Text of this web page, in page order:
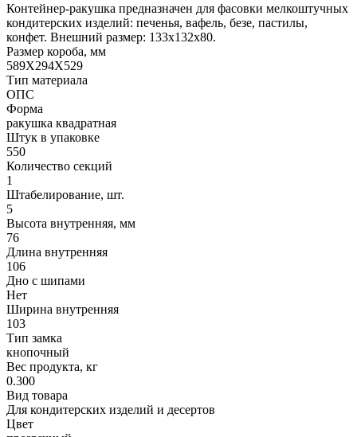
Контейнер-ракушка предназначен для фасовки мелкоштучных
кондитерских изделий: печенья, вафель, безе, пастилы,
конфет. Внешний размер: 133х132х80.
Размер короба, мм
589Х294Х529
Тип материала
ОПС
Форма
ракушка квадратная
Штук в упаковке
550
Количество секций
1
Штабелирование, шт.
5
Высота внутренняя, мм
76
Длина внутренняя
106
Дно с шипами
Нет
Ширина внутренняя
103
Тип замка
кнопочный
Вес продукта, кг
0.300
Вид товара
Для кондитерских изделий и десертов
Цвет